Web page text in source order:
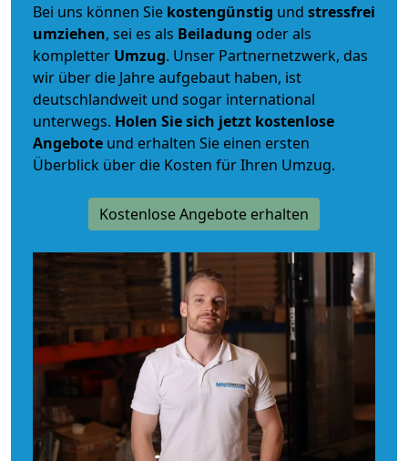
Bei uns können Sie kostengünstig und stressfrei
umziehen, sei es als Beiladung oder als
kompletter Umzug. Unser Partnernetzwerk, das
wir über die Jahre aufgebaut haben, ist
deutschlandweit und sogar international
unterwegs. Holen Sie sich jetzt kostenlose
Angebote und erhalten Sie einen ersten
Überblick über die Kosten für Ihren Umzug.
Kostenlose Angebote erhalten